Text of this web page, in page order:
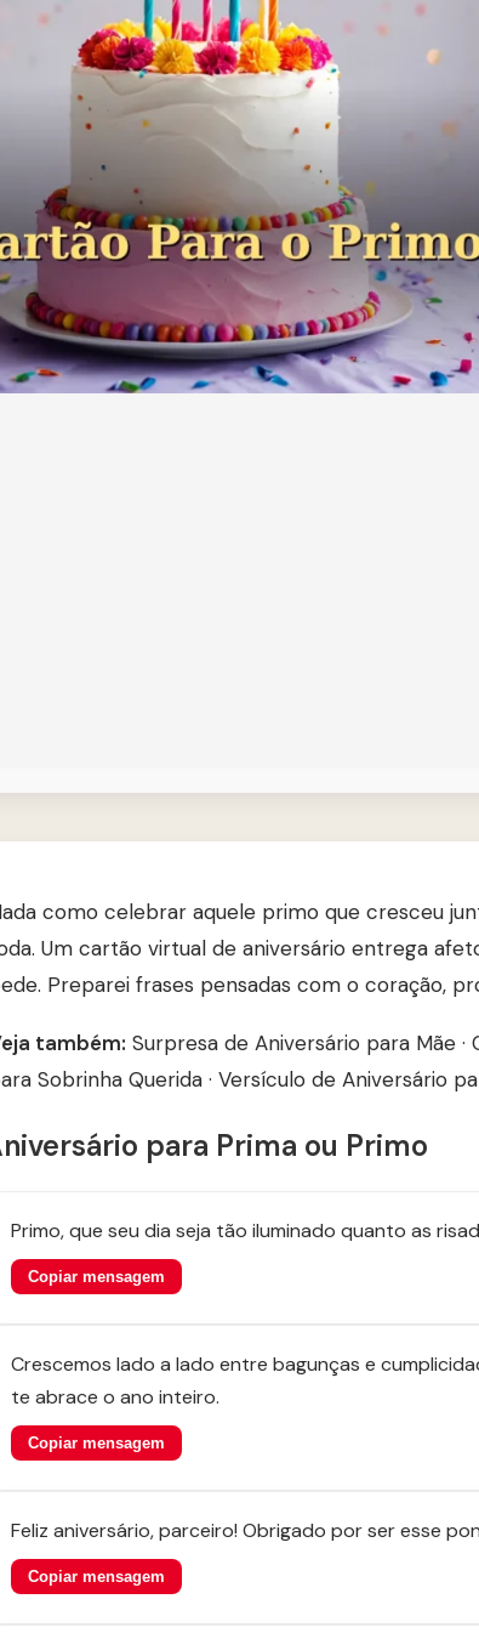
como celebrar aquele primo que cresceu
Um cartão virtual de aniversário entrega
Preparei frases pensadas com o coração,
também: Surpresa de Aniversário para Mãe ·
Sobrinha Querida · Versículo de Aniversário
para Prima ou Primo
Primo, que seu dia seja tão iluminado quanto as
Copiar mensagem
Crescemos lado a lado entre bagunças e
te abrace o ano inteiro.
Copiar mensagem
Feliz aniversário, parceiro! Obrigado por ser esse
Copiar mensagem